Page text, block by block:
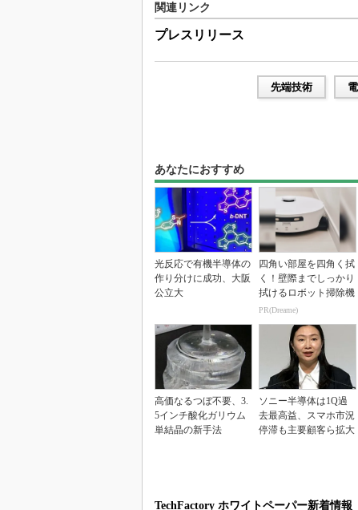
関連リンク
プレスリリース
先端技術
あなたにおすすめ
光反応で有機半導体の
作り分けに成功、大阪
公立大
四角い部屋を四角く拭
く！壁際までしっかり
拭けるロボット掃除機
PR(Dreame)
高価なるつぼ不要、3.
5インチ酸化ガリウム
単結晶の新手法
ソニー半導体は1Q過
去最高益、スマホ市況
停滞も主要顧客ら拡大
TechFactory ホワイトペーパー新着情報